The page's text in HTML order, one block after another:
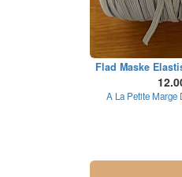
Flad Maske
A La Petite Marge